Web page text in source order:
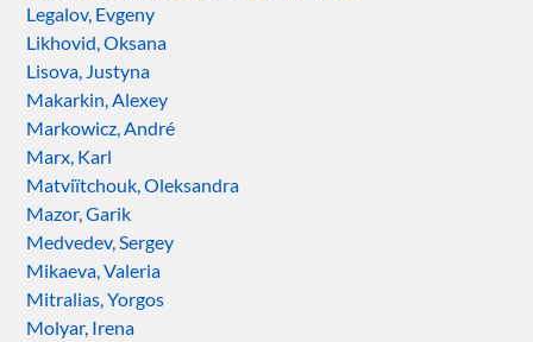
Legalov, Evgeny
Likhovid, Oksana
Lisova, Justyna
Makarkin, Alexey
Markowicz, André
Marx, Karl
Matviïtchouk, Oleksandra
Mazor, Garik
Medvedev, Sergey
Mikaeva, Valeria
Mitralias, Yorgos
Molyar, Irena